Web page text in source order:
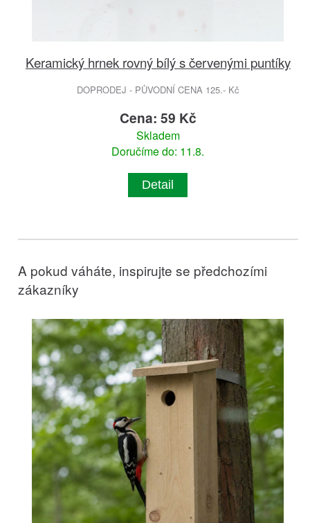
Keramický hrnek rovný bílý s červenými puntíky
DOPRODEJ - PŮVODNÍ CENA 125.- Kč
Cena: 59 Kč
Skladem
Doručíme do: 11.8.
Detail
A pokud váháte, inspirujte se předchozími
zákazníky